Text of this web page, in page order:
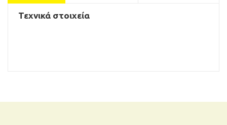
Τεχνικά στοιχεία